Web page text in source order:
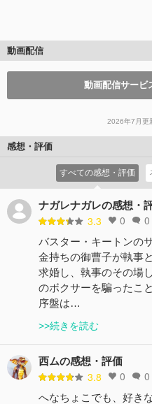
動画配信
動画配信サービ
2026年7月更
感想・評価
すべての感想・評価
ナガレナガレの感想・
3.3 0 0
バスター・キートンの
金持ちの御曹子が執事
求婚し、執事のその場
のボクサーを騙ったこ
序盤は…
>>続きを読む
西ムの感想・評価
3.8 0 0
へなちょこでも、好き